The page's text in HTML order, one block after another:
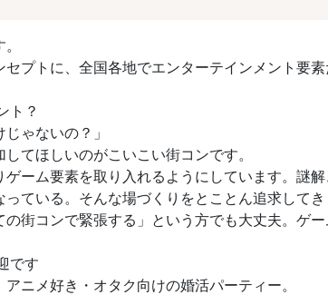
セプトに、全国各地でエンターテインメント要
ト？
ゃないの？」
てほしいのがこいこい街コンです。
ゲーム要素を取り入れるようにしています。
ている。そんな場づくりをとことん追求してき
の街コンで緊張する」という方でも大丈夫。
です
ニメ好き・オタク向けの婚活パーティー。